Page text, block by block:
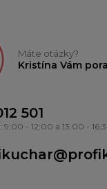
Máte otázky?
Kristína Vám
501
9:00 - 12:00 a 13:00 -